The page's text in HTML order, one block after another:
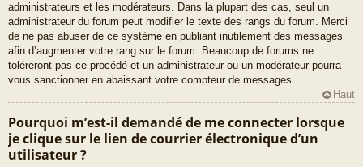
administrateurs et les modérateurs. Dans la plupart des cas, seul un
administrateur du forum peut modifier le texte des rangs du forum. Merci
de ne pas abuser de ce système en publiant inutilement des messages
afin d’augmenter votre rang sur le forum. Beaucoup de forums ne
toléreront pas ce procédé et un administrateur ou un modérateur pourra
vous sanctionner en abaissant votre compteur de messages.
Haut
Pourquoi m’est-il demandé de me connecter lorsque
je clique sur le lien de courrier électronique d’un
utilisateur ?